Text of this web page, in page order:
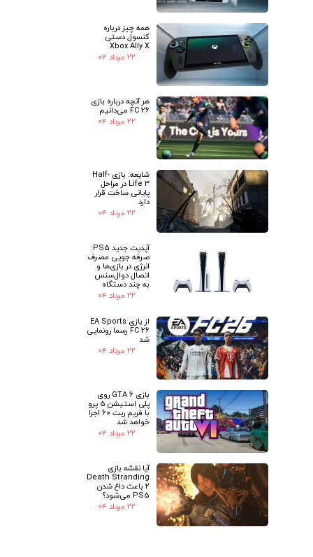
همه چیز درباره
کنسول دستی
Xbox Ally X
۲۲ مرداد ۰۴
هر آنچه درباره بازی
FC 26 می‌دانیم
۲۲ مرداد ۰۴
شایعه: بازی Half-
Life 3 در مراحل
پایانی ساخت قرار
دارد
۲۲ مرداد ۰۴
آپدیت جدید PS5:
صرفه جویی مصرف
انرژی در بازی‌ها و
اتصال دوال‌سنس
به چند دستگاه
۲۲ مرداد ۰۴
از بازی EA Sports
FC 26 رسما رونمایی
شد
۲۲ مرداد ۰۴
بازی GTA 6 روی
پلی استیشن 5 پرو
با فریم ریت 60 اجرا
خواهد شد
۲۲ مرداد ۰۴
آیا نقشه بازی
Death Stranding
2 باعث داغ شدن
PS5 می‌شود؟
۲۲ مرداد ۰۴